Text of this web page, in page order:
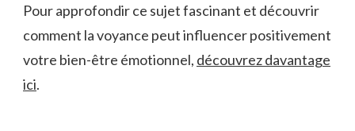
Pour approfondir ce sujet fascinant et découvrir
comment la voyance peut influencer positivement
votre bien-être émotionnel, découvrez davantage
ici.